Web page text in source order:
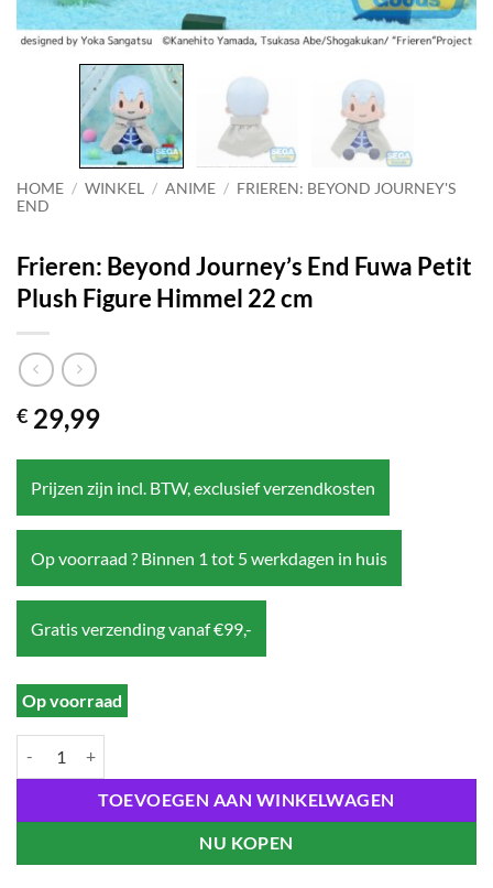
HOME / WINKEL / ANIME / FRIEREN: BEYOND JOURNEY'S
END
Frieren: Beyond Journey’s End Fuwa Petit
Plush Figure Himmel 22 cm
€ 29,99
Prijzen zijn incl. BTW, exclusief verzendkosten
Op voorraad ? Binnen 1 tot 5 werkdagen in huis
Gratis verzending vanaf €99,-
Op voorraad
TOEVOEGEN AAN WINKELWAGEN
NU KOPEN